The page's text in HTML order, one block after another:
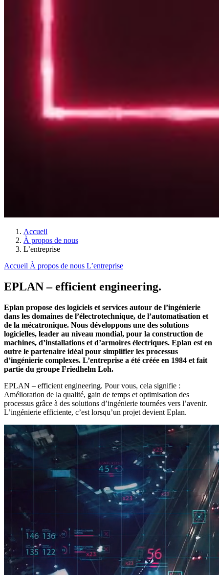
Accueil
À propos de nous
L’entreprise
Accueil À propos de nous L’entreprise
EPLAN – efficient engineering.
Eplan propose des logiciels et services autour de l’ingénierie
dans les domaines de l’électrotechnique, de l’automatisation et
de la mécatronique. Nous développons une des solutions
logicielles, leader au niveau mondial, pour la construction de
machines, d’installations et d’armoires électriques. Eplan est en
outre le partenaire idéal pour simplifier les processus
d’ingénierie complexes. L’entreprise a été créée en 1984 et fait
partie du groupe Friedhelm Loh.
EPLAN – efficient engineering. Pour vous, cela signifie :
Amélioration de la qualité, gain de temps et optimisation des
processus grâce à des solutions d’ingénierie tournées vers l’avenir.
L’ingénierie efficiente, c’est lorsqu’un projet devient Eplan.